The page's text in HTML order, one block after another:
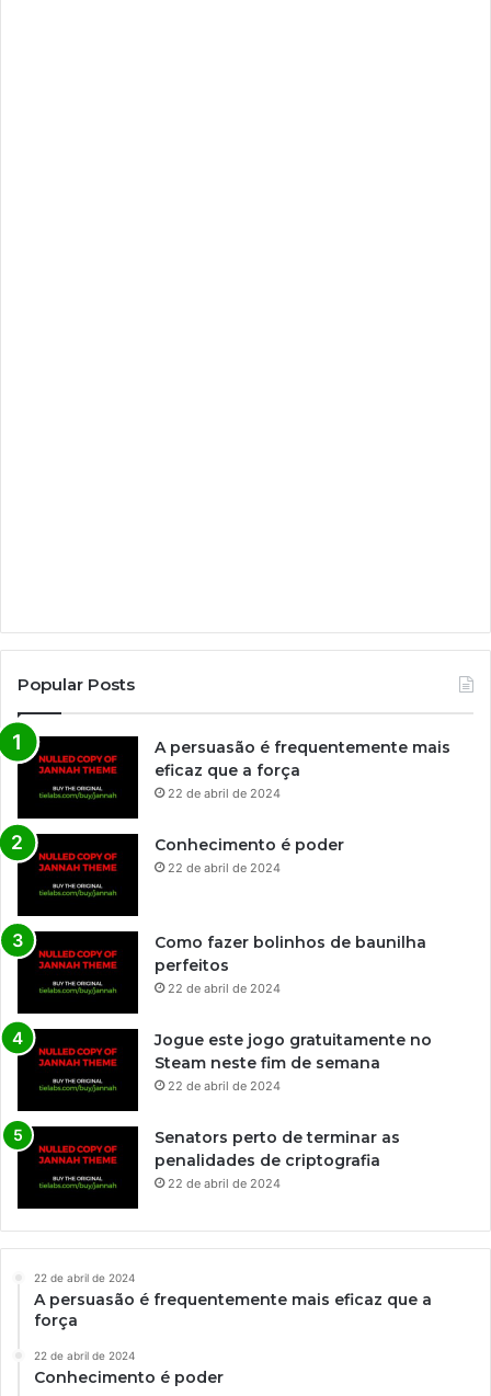
Popular Posts
A persuasão é frequentemente mais
eficaz que a força
22 de abril de 2024
Conhecimento é poder
22 de abril de 2024
Como fazer bolinhos de baunilha
perfeitos
22 de abril de 2024
Jogue este jogo gratuitamente no
Steam neste fim de semana
22 de abril de 2024
Senators perto de terminar as
penalidades de criptografia
22 de abril de 2024
22 de abril de 2024
A persuasão é frequentemente mais eficaz que a
força
22 de abril de 2024
Conhecimento é poder